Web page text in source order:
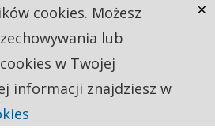
cookies. Możesz
lub
w Twojej
informacji znajdziesz w
×